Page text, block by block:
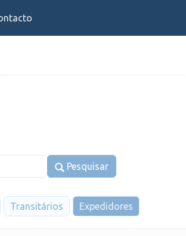
Pesquisar
Transitários Expedidores